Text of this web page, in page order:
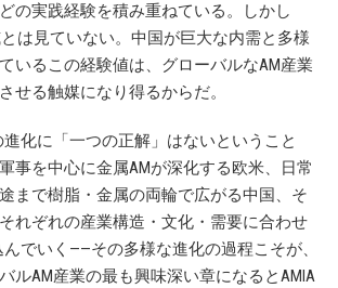
の実践経験を積み重ねている。しかし
は見ていない。中国が巨大な内需と多様
いるこの経験値は、グローバルなAM産業
せる触媒になり得るからだ。
化に「一つの正解」はないということ
事を中心に金属AMが深化する欧米、日常
まで樹脂・金属の両輪で広がる中国、そ
れぞれの産業構造・文化・需要に合わせ
でいく——その多様な進化の過程こそが、
ルAM産業の最も興味深い章になるとAMIA